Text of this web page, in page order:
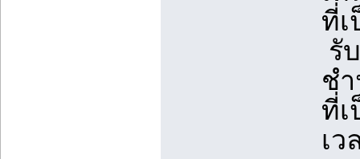
ที่
รั
ช
ที่เ
เ